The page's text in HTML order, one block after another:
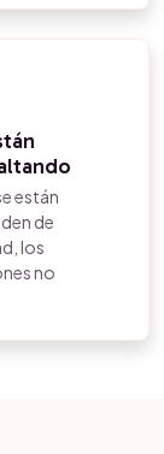
están
de
los
no